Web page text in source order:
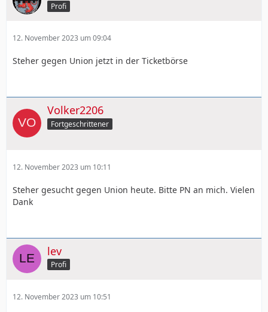
Profi
12. November 2023 um 09:04
Steher gegen Union jetzt in der Ticketbörse
Volker2206
Fortgeschrittener
12. November 2023 um 10:11
Steher gesucht gegen Union heute. Bitte PN an mich. Vielen
Dank
lev
Profi
12. November 2023 um 10:51